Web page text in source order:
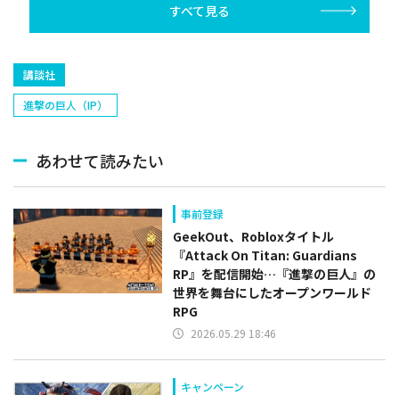
すべて見る
講談社
進撃の巨人（IP）
あわせて読みたい
事前登録
GeekOut、Robloxタイトル
『Attack On Titan: Guardians
RP』を配信開始…『進撃の巨人』の
世界を舞台にしたオープンワールド
RPG
2026.05.29 18:46
キャンペーン